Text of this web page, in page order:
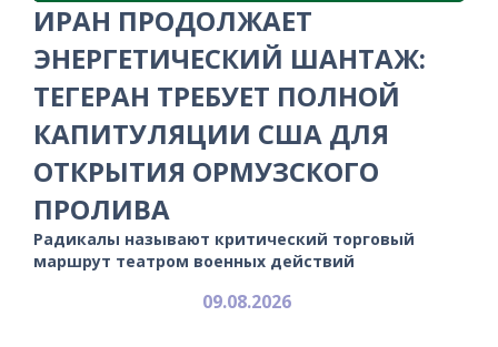
ИРАН ПРОДОЛЖАЕТ
ЭНЕРГЕТИЧЕСКИЙ ШАНТАЖ:
ТЕГЕРАН ТРЕБУЕТ ПОЛНОЙ
КАПИТУЛЯЦИИ США ДЛЯ
ОТКРЫТИЯ ОРМУЗСКОГО
ПРОЛИВА
Радикалы называют критический торговый
маршрут театром военных действий
09.08.2026